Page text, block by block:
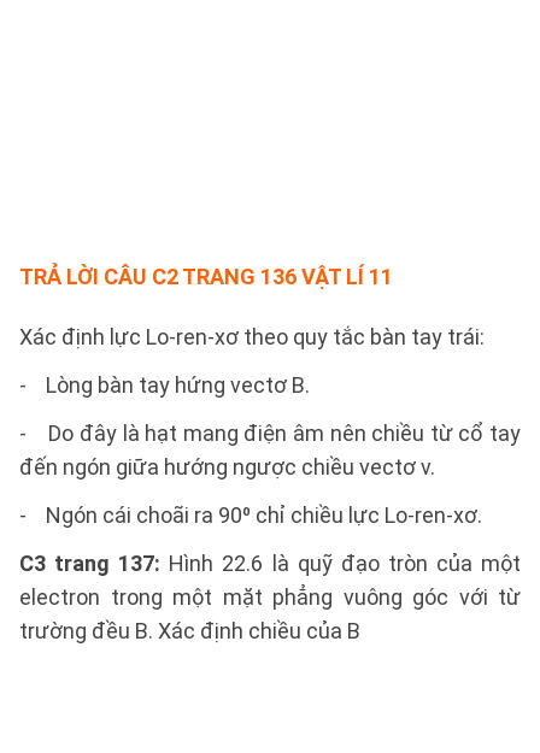
TRẢ LỜI CÂU C2 TRANG 136 VẬT LÍ 11
Xác định lực Lo-ren-xơ theo quy tắc bàn tay trái:
- Lòng bàn tay hứng vectơ B.
- Do đây là hạt mang điện âm nên chiều từ cổ tay
đến ngón giữa hướng ngược chiều vectơ v.
- Ngón cái choãi ra 90⁰ chỉ chiều lực Lo-ren-xơ.
C3 trang 137: Hình 22.6 là quỹ đạo tròn của một
electron trong một mặt phẳng vuông góc với từ
trường đều B. Xác định chiều của B